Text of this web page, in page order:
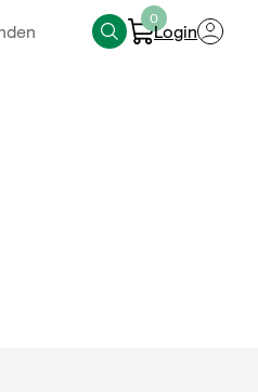
0
Login